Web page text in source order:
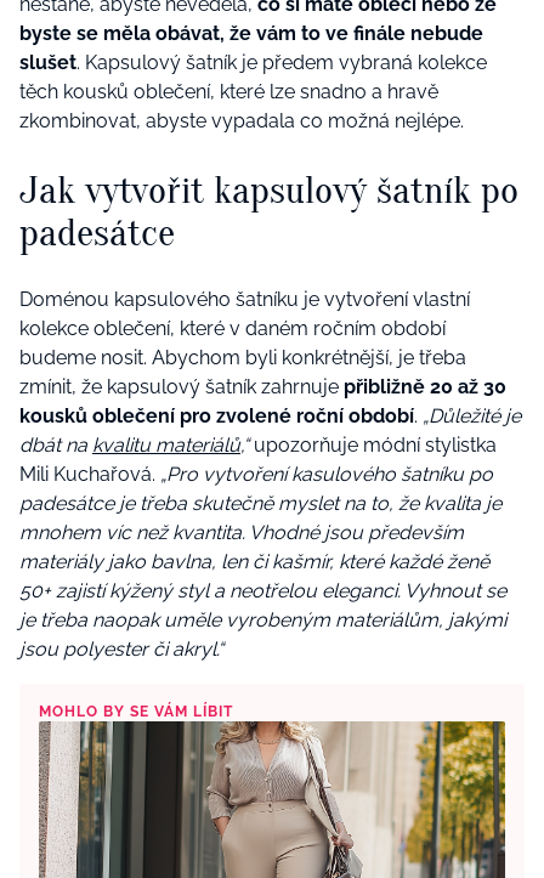
byste se měla obávat, že vám to ve finále nebude
slušet. Kapsulový šatník je předem vybraná kolekce
těch kousků oblečení, které lze snadno a hravě
zkombinovat, abyste vypadala co možná nejlépe.
J​ak vytvořit kapsulový šatník po
padesátce
Doménou kapsulového šatníku je vytvoření vlastní
kolekce oblečení, které v daném ročním období
budeme nosit. Abychom byli konkrétnější, je třeba
zmínit, že kapsulový šatník zahrnuje přibližně 20 až 30
kousků oblečení pro zvolené roční období. „Důležité je
dbát na kvalitu materiálů,“upozorňuje módní stylistka
Mili Kuchařová. „Pro vytvoření kasulového šatníku po
padesátce je třeba skutečně myslet na to, že kvalita je
mnohem víc než kvantita. Vhodné jsou především
materiály jako bavlna, len či kašmír, které každé ženě
50+ zajistí kýžený styl a neotřelou eleganci. Vyhnout se
je třeba naopak uměle vyrobeným materiálům, jakými
jsou polyester či akryl.“
MOHLO BY SE VÁM LÍBIT